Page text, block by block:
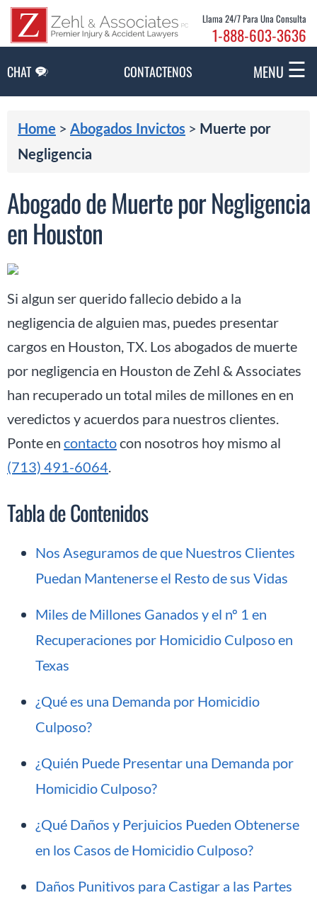
Llama 24/7 Para Una Consulta
1-888-603-3636
CHAT CONTACTENOS MENU ☰
Home > Abogados Invictos > Muerte por
Negligencia
Abogado de Muerte por Negligencia
en Houston
Si algun ser querido fallecio debido a la
negligencia de alguien mas, puedes presentar
cargos en Houston, TX. Los abogados de muerte
por negligencia en Houston de Zehl & Associates
han recuperado un total miles de millones en en
veredictos y acuerdos para nuestros clientes.
Ponte en contactocon nosotros hoy mismo al
(713) 491-6064
Tabla de Contenidos
Nos Aseguramos de que Nuestros Clientes
Puedan Mantenerse el Resto de sus Vidas
Miles de Millones Ganados y el nº 1 en
Recuperaciones por Homicidio Culposo en
Texas
¿Qué es una Demanda por Homicidio
Culposo?
¿Quién Puede Presentar una Demanda por
Homicidio Culposo?
¿Qué Daños y Perjuicios Pueden Obtenerse
en los Casos de Homicidio Culposo?
Daños Punitivos para Castigar a las Partes